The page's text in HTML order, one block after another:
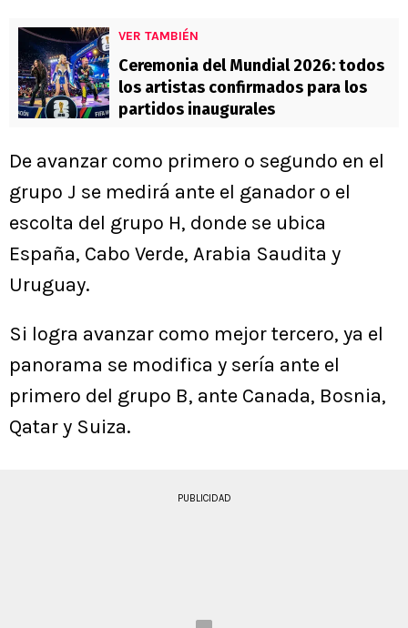
VER TAMBIÉN
Ceremonia del Mundial 2026: todos
los artistas confirmados para los
partidos inaugurales
De avanzar como primero o segundo en el
grupo J se medirá ante el ganador o el
escolta del grupo H, donde se ubica
España, Cabo Verde, Arabia Saudita y
Uruguay.
Si logra avanzar como mejor tercero, ya el
panorama se modifica y sería ante el
primero del grupo B, ante Canada, Bosnia,
Qatar y Suiza.
PUBLICIDAD